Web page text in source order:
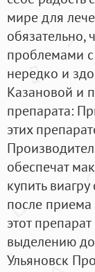
мире для
проблемами
нередко и
Казановой и
препарата:
этих
обеспечат
купить
после приема
этот
выделению
Ульяновск